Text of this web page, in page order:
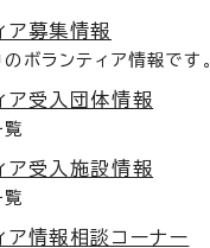
ア募集情報
ボランティア情報です。
ア受入団体情報
覧
ア受入施設情報
覧
ア情報相談コーナー